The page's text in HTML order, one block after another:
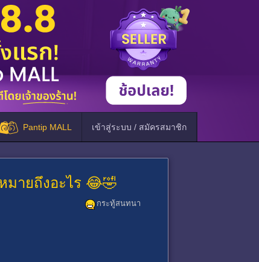
Pantip MALL เข้าสู่ระบบ / สมัครสมาชิก
มายถึงอะไร 😂🤣
กระทู้สนทนา